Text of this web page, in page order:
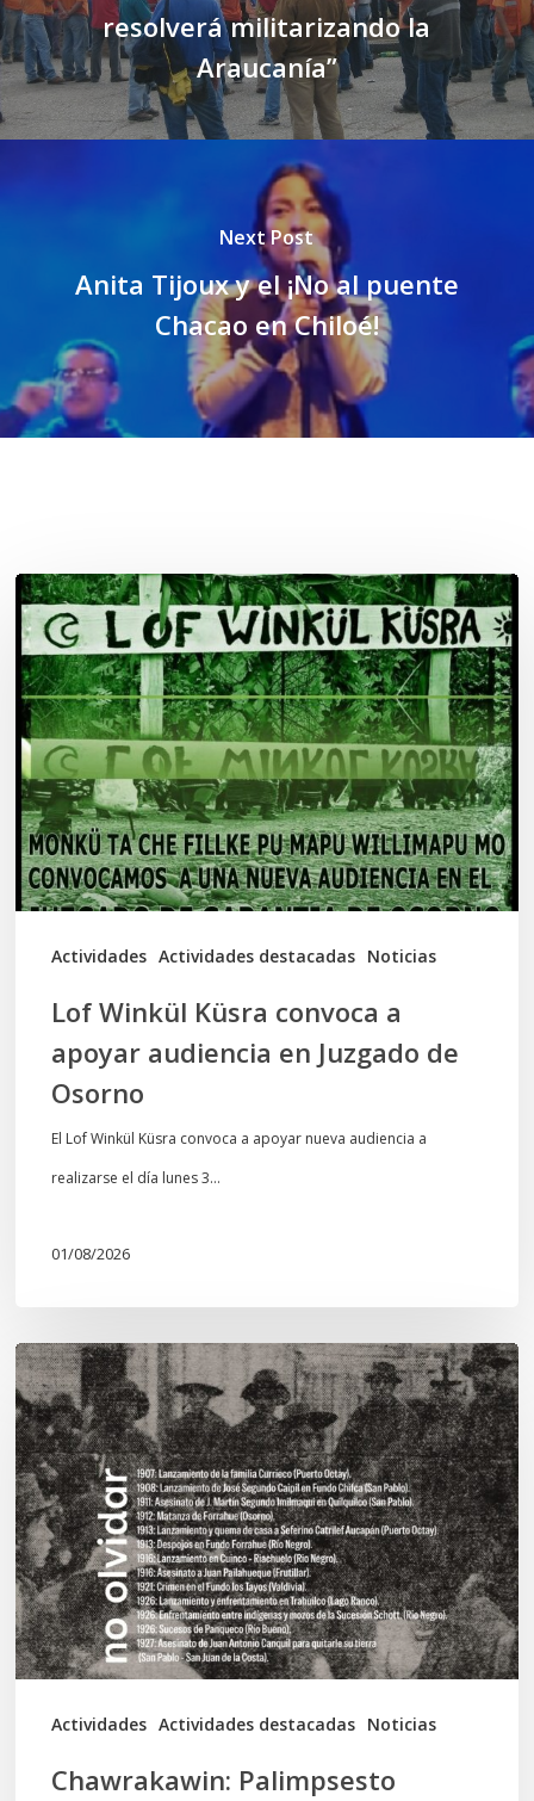
resolverá militarizando la
Araucanía”
Next Post
Anita Tijoux y el ¡No al puente
Chacao en Chiloé!
Actividades Actividades destacadas Noticias
Lof
Winkül
Küsra
convoca
a
apoyar
audiencia
en
Juzgado
Lof Winkül Küsra convoca a
apoyar audiencia en Juzgado de
Osorno
El Lof Winkül Küsra convoca a apoyar nueva audiencia a
realizarse el día lunes 3…
01/08/2026
Actividades Actividades destacadas Noticias
Chawrakawin:
Palimpsesto
explora
a
través
del
arte
las
tensiones
documentales
Chawrakawin: Palimpsesto